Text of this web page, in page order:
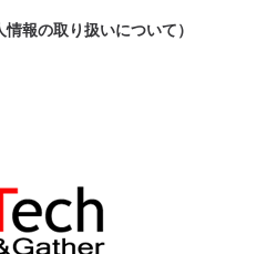
報の取り扱いについて）